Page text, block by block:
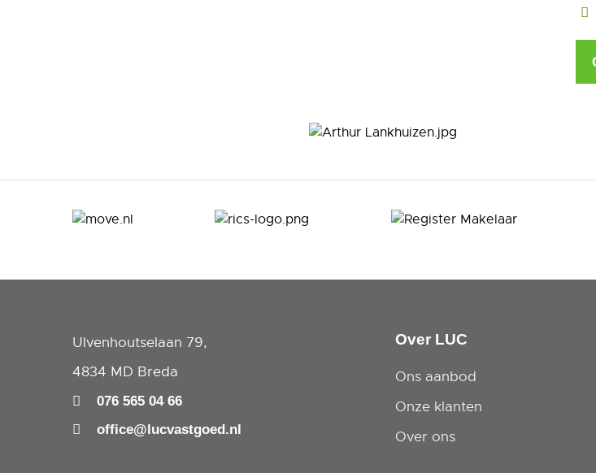
Ulvenhoutselaan 79,
4834 MD Breda
076 565 04 66
office@lucvastgoed.nl
Over LUC
Ons aanbod
Onze klanten
Over ons